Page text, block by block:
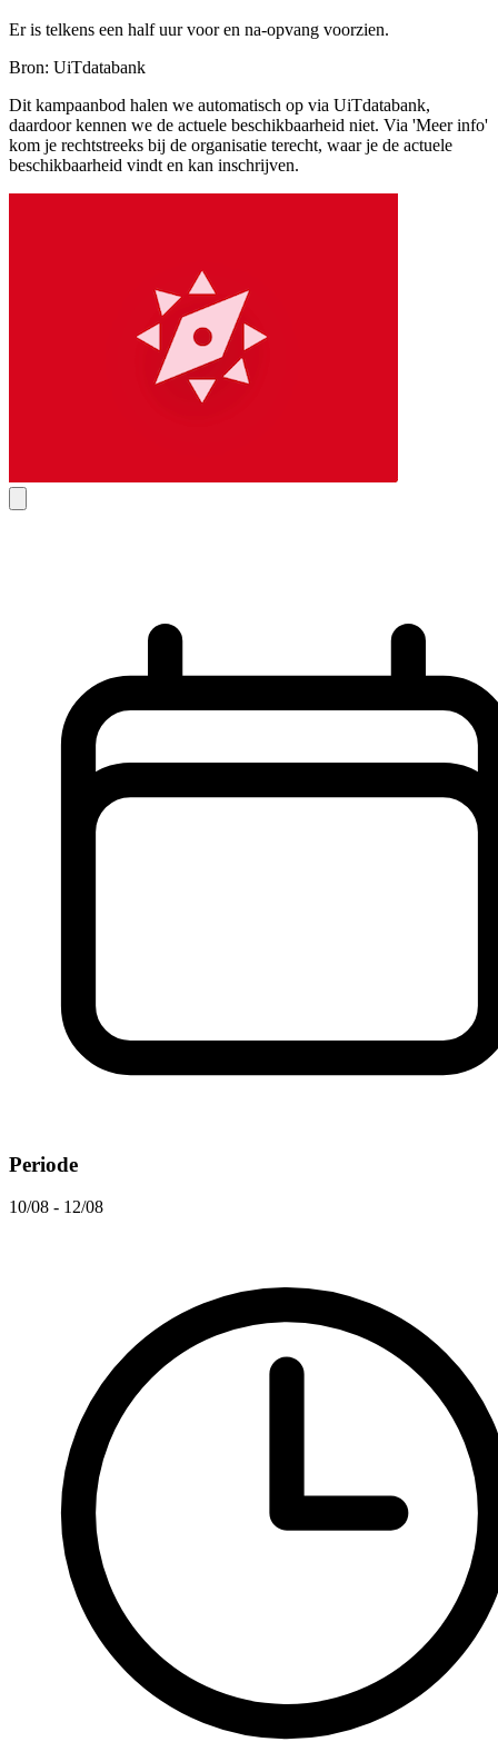
Er is telkens een half uur voor en na-opvang voorzien.
Bron: UiTdatabank
Dit kampaanbod halen we automatisch op via UiTdatabank,
daardoor kennen we de actuele beschikbaarheid niet. Via 'Meer info'
kom je rechtstreeks bij de organisatie terecht, waar je de actuele
beschikbaarheid vindt en kan inschrijven.
Periode
10/08 - 12/08